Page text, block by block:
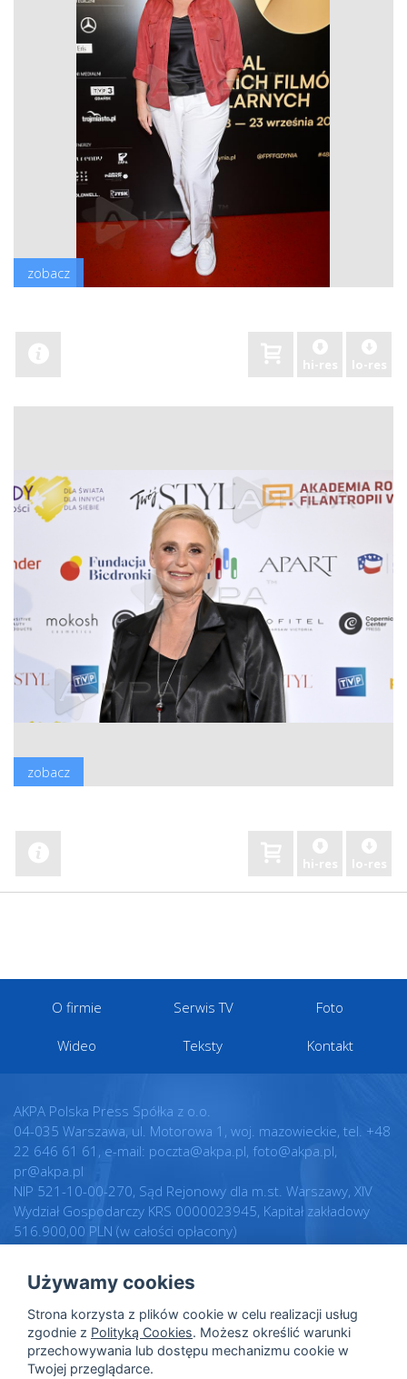
zobacz
hi-res lo-res
zobacz
hi-res lo-res
O firmie Serwis TV Foto
Wideo Teksty Kontakt
AKPA Polska Press Spółka z o.o.
04-035 Warszawa, ul. Motorowa 1, woj. mazowieckie, tel. +48
22 646 61 61, e-mail: poczta@akpa.pl, foto@akpa.pl,
pr@akpa.pl
NIP 521-10-00-270, Sąd Rejonowy dla m.st. Warszawy, XIV
Wydział Gospodarczy KRS 0000023945, Kapitał zakładowy
516.900,00 PLN (w całości opłacony)
Regulamin
Warunki licencji
Polityka prywatności
Realizacja:
Intellect.pl
Używamy cookies
Strona korzysta z plików cookie w celu realizacji usług
zgodnie z Polityką Cookies. Możesz określić warunki
przechowywania lub dostępu mechanizmu cookie w
Twojej przeglądarce.